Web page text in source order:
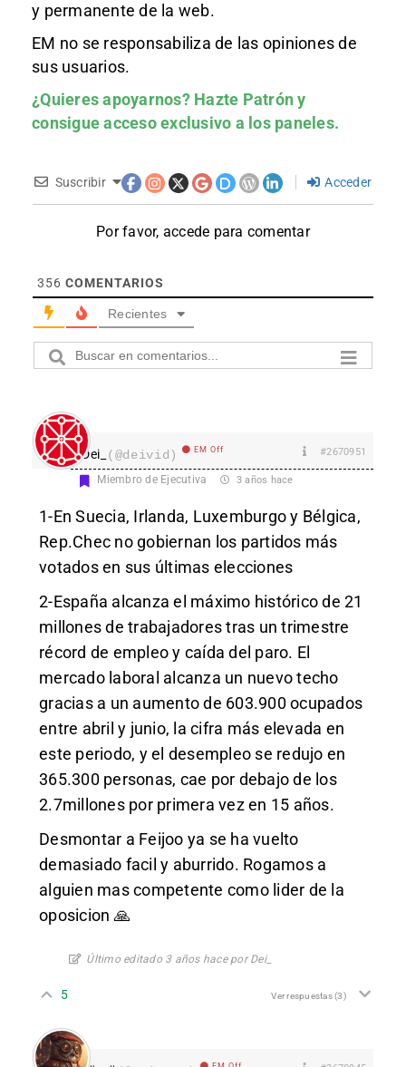
y permanente de la web.
EM no se responsabiliza de las opiniones de
sus usuarios.
¿Quieres apoyarnos? Hazte Patróny
consigue acceso exclusivo a los paneles.
Suscribir Acceder
Por favor, accede para comentar
356 COMENTARIOS
Recientes
Dei_ (@deivid) EM Off #2670951
Miembro de Ejecutiva 3 años hace
1-En Suecia, Irlanda, Luxemburgo y Bélgica,
Rep.Chec no gobiernan los partidos más
votados en sus últimas elecciones
2-España alcanza el máximo histórico de 21
millones de trabajadores tras un trimestre
récord de empleo y caída del paro. El
mercado laboral alcanza un nuevo techo
gracias a un aumento de 603.900 ocupados
entre abril y junio, la cifra más elevada en
este periodo, y el desempleo se redujo en
365.300 personas, cae por debajo de los
2.7millones por primera vez en 15 años.
Desmontar a Feijoo ya se ha vuelto
demasiado facil y aburrido. Rogamos a
alguien mas competente como lider de la
oposicion 🙏
Último editado 3 años hace por Dei_
5 Ver respuestas(3)